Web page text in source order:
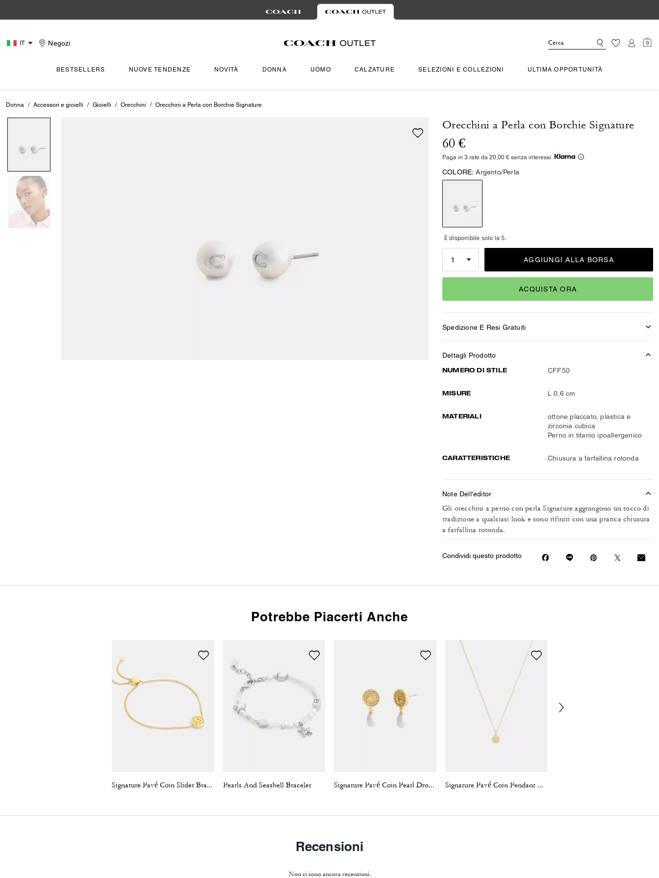
IT Negozi 0
BESTSELLERS NUOVE TENDENZE NOVITÀ DONNA UOMO CALZATURE SELEZIONI E COLLEZIONI ULTIMA OPPORTUNITÀ
Donna / Accessori e gioielli / Gioielli / Orecchini / Orecchini a Perla con Borchie Signature
Orecchini a Perla con Borchie Signature
60 €
Paga in 3 rate da 20,00 € senza interessi.
COLORE: Argento/Perla
È disponibile solo la 5.
AGGIUNGI ALLA BORSA
ACQUISTA ORA
Spedizione E Resi Gratuiti
Dettagli Prodotto
NUMERO DI STILE
CFF50
MISURE L 0,6 cm
MATERIALI
ottone placcato, plastica e
zirconia cubica
Perno in titanio ipoallergenico
CARATTERISTICHE Chiusura a farfallina rotonda
Note Dell'editor
Gli orecchini a perno con perla Signature aggiungono un tocco di
tradizione a qualsiasi look e sono rifiniti con una pratica chiusura
a farfallina rotonda.
Condividi questo prodotto
Potrebbe Piacerti Anche
Signature Pavé Coin Slider Bracelet Pearls And Seashell Bracelet Signature Pavé Coin Pearl Drop Earrings Signature Pavé Coin Pendant Necklace
Recensioni
Non ci sono ancora recensioni.